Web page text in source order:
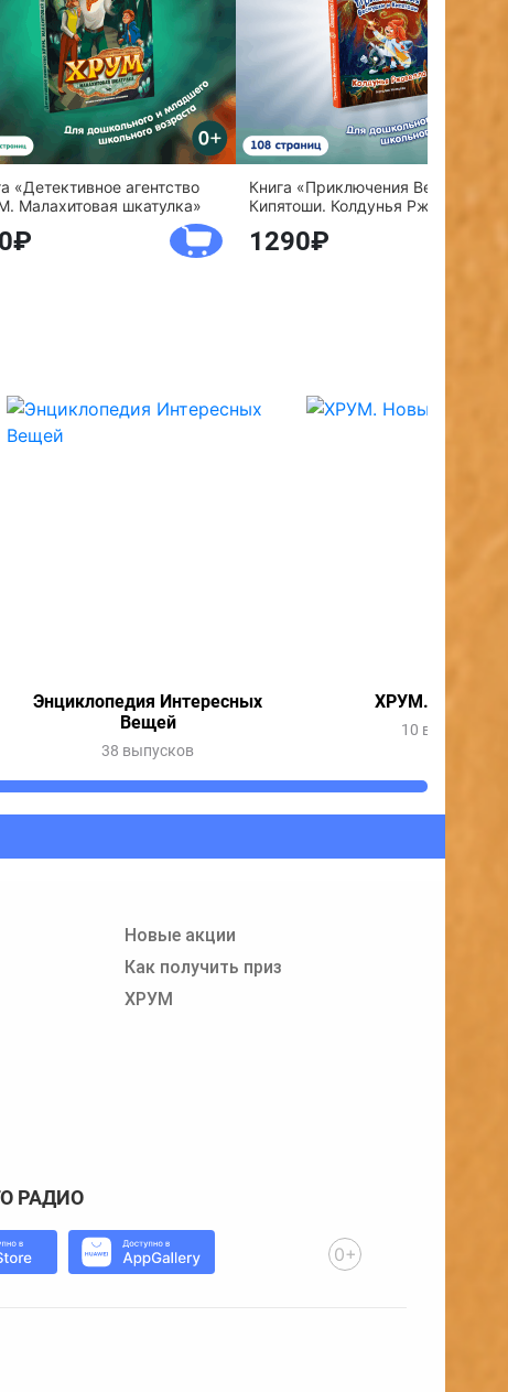
«Детективное агентство
Малахитовая шкатулка»
Книга «Приключения Веснушки и
Кипятоши. Колдунья Ржавелла»
1290
Энциклопедия Интересных
Вещей
38 выпусков
ХРУМ. Новый
10 выпусков
Новые акции
Как получить приз
ХРУМ
РАДИО
0+